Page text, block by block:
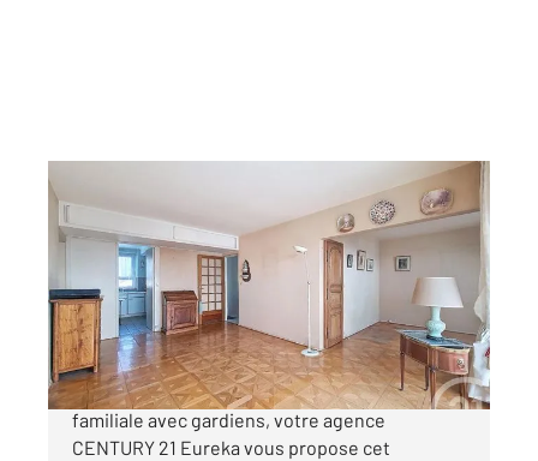
83,10 m , 5 pièces
Ref : 9856
Appartement F5 à vendre
330 000 €
Au sein d'une résidence verdoyante et
familiale avec gardiens, votre agence
CENTURY 21 Eureka vous propose cet